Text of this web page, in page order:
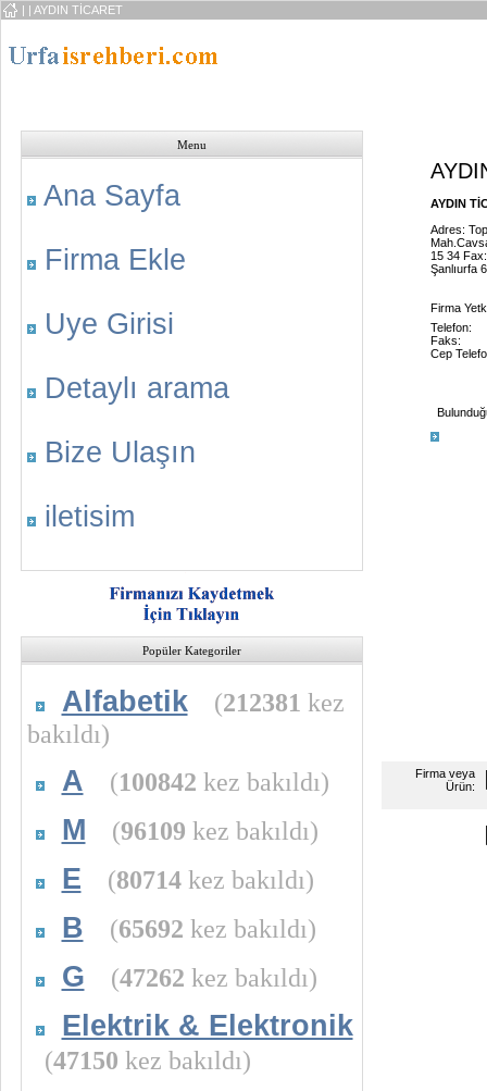
| | AYDIN TİCARET
Menu
Ana Sayfa
Firma Ekle
Uye Girisi
Detaylı arama
Bize Ulaşın
iletisim
Popüler Kategoriler
Alfabetik (212381 kez
bakıldı)
A (100842 kez bakıldı)
M (96109 kez bakıldı)
E (80714kez bakıldı)
B (65692 kez bakıldı)
G (47262 kez bakıldı)
Elektrik & Elektronik
(47150 kez bakıldı)
AYDIN
Adres:
15 34
Şanlıurfa
Firma
Telefon:
Faks:
Cep
Firma veya
Ürün: